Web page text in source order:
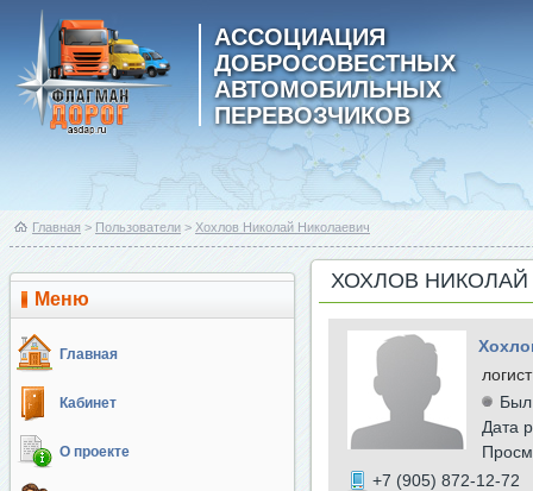
АССОЦИАЦИЯ
ДОБРОСОВЕСТНЫХ
АВТОМОБИЛЬНЫХ
ПЕРЕВОЗЧИКОВ
Главная > Пользователи > Хохлов Николай Николаевич
Меню
Главная
Кабинет
О проекте
ХОХЛОВ
логист
Был
Дата
+7 (905) 872-12-72